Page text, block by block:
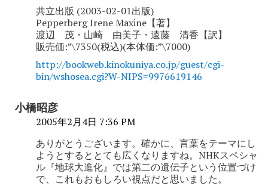
共立出版 (2003-02-01出版)
Pepperberg Irene Maxine【著】
渡辺 茂・山崎 由美子・遠藤 清香【訳】
販売価:”\7350(税込)(本体価:”\7000)
http://bookweb.kinokuniya.co.jp/guest/cgi-
bin/wshosea.cgi?W-NIPS=9976619146
小橋昭彦
2005年2月4日 7:36 PM
ありがとうございます。確かに、言葉をテーマにし
ようとするととても広くなりますね。NHKスペシャ
ル『地球大進化』では第二の遺伝子という位置づけ
で、これもおもしろい視点だと思いました。